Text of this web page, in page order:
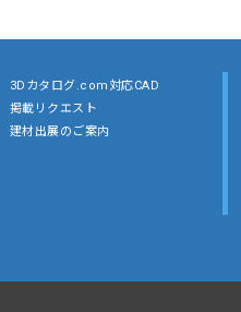
3Dカタログ.com対応CAD
掲載リクエスト
建材出展のご案内